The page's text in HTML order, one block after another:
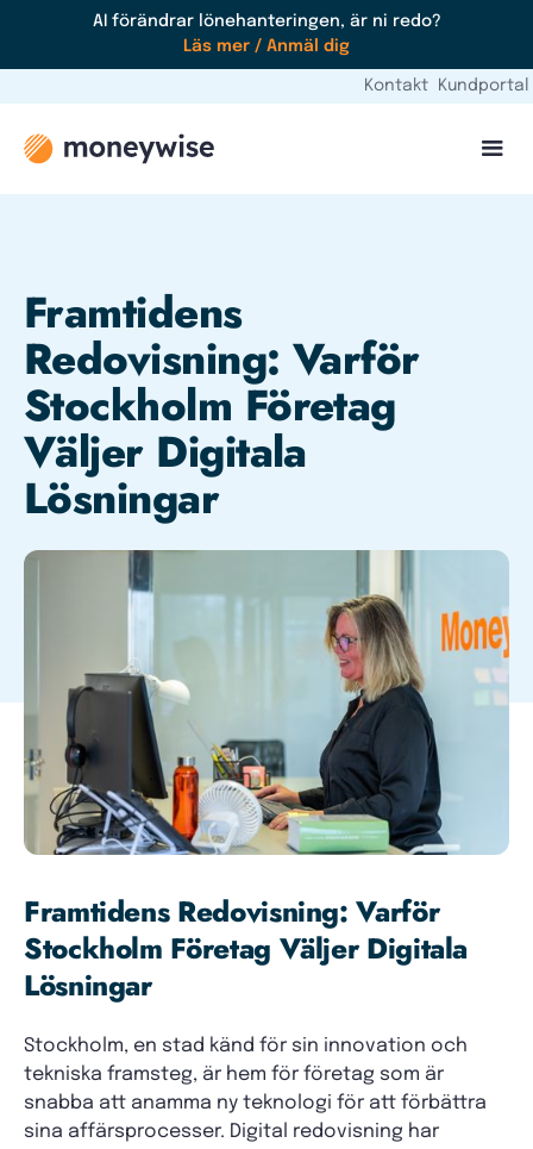
AI förändrar lönehanteringen, är ni redo?
Läs mer / Anmäl dig
Kontakt Kundportal
Framtidens
Redovisning: Varför
Stockholm Företag
Väljer Digitala
Lösningar
Framtidens Redovisning: Varför
Stockholm Företag Väljer Digitala
Lösningar
Stockholm, en stad känd för sin innovation och
tekniska framsteg, är hem för företag som är
snabba att anamma ny teknologi för att förbättra
sina affärsprocesser. Digital redovisning har